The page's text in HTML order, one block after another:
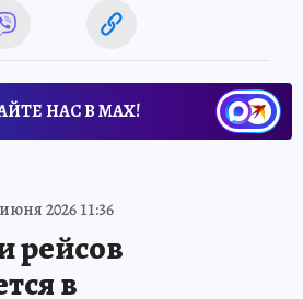
НАС В МАХ!
2026 11:36
рейсов
в